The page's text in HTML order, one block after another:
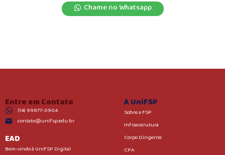
Chame no Whatsapp
Entre em Contato
(14) 99877-0904
contato@unifsp.edu.br
EAD
Bem-vindo à UniFSP Digital
A UniFSP
Sobre a FSP
Infraestrutura
Corpo Dirigente
CPA